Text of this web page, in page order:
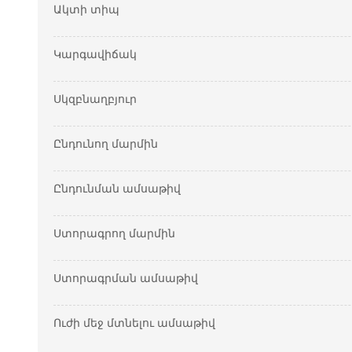
Ակտի տիպ
Կարգավիճակ
Սկզբնաղբյուր
Ընդունող մարմին
Ընդունման ամսաթիվ
Ստորագրող մարմին
Ստորագրման ամսաթիվ
Ուժի մեջ մտնելու ամսաթիվ